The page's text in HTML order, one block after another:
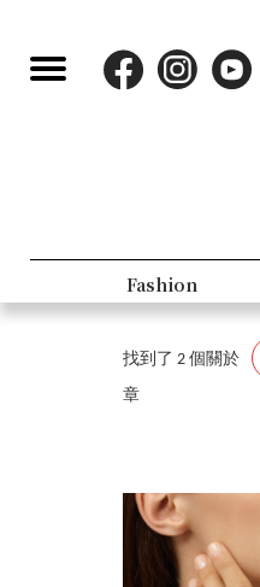
Fashion
找到了 2 個關於
章